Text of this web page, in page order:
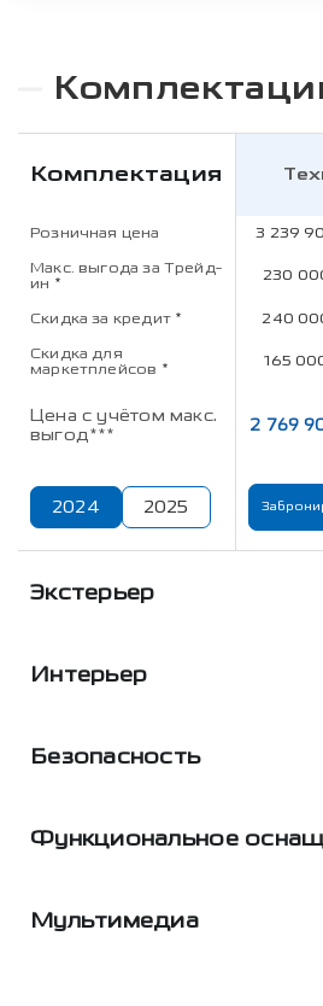
Комплектация
Розничная цена 3 239
Макс. выгода за Трейд-
ин * 230
Скидка за кредит * 240
Скидка для
маркетплейсов * 165
Цена с учётом макс.
выгод***
2 769
2024 2025
Экстерьер
Интерьер
Безопасность
Функциональное
Мультимедиа